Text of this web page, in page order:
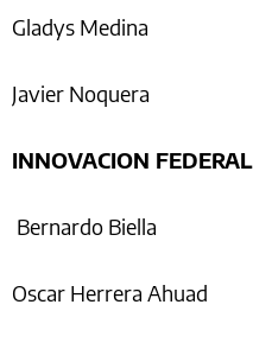
Gladys Medina
Javier Noquera
INNOVACION FEDERAL
Bernardo Biella
Oscar Herrera Ahuad